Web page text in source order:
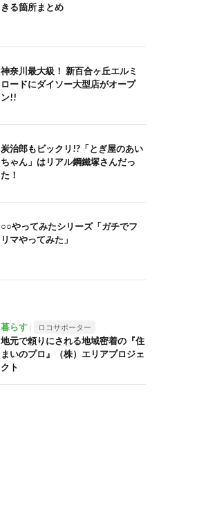
きる箇所まとめ
神奈川最大級！ 新百合ヶ丘エルミ
ロードにダイソー大型店がオープ
ン!!
炭治郎もビックリ!?「とぎ屋のあい
ちゃん」はリアル鋼鐵塚さんだっ
た！
○○やってみたシリーズ「ガチでフ
リマやってみた」
暮らす ロコサポーター
地元で頼りにされる地域密着の『住
まいのプロ』（株）エリアプロジェ
クト